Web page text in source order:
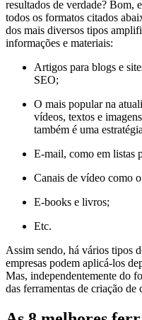
resultados de verdade? Bom,
todos os formatos citados
dos mais diversos tipos
informações e materiais:
Artigos para blogs e
SEO;
O mais popular na
vídeos, textos e
também é uma
E-mail, como em listas
Canais de vídeo como
E-books e livros;
Etc.
Assim sendo, há vários tipos
empresas podem aplicá-los
Mas, independentemente do
das ferramentas de criação de